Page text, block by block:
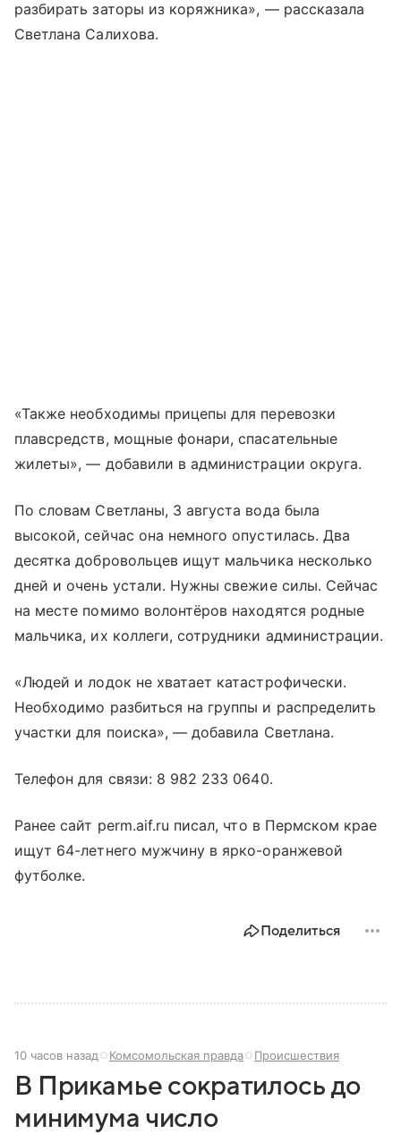
разбирать заторы из коряжника», — рассказала
Светлана Салихова.
«Также необходимы прицепы для перевозки
плавсредств, мощные фонари, спасательные
жилеты», — добавили в администрации округа.
По словам Светланы, 3 августа вода была
высокой, сейчас она немного опустилась. Два
десятка добровольцев ищут мальчика несколько
дней и очень устали. Нужны свежие силы. Сейчас
на месте помимо волонтёров находятся родные
мальчика, их коллеги, сотрудники администрации.
«Людей и лодок не хватает катастрофически.
Необходимо разбиться на группы и распределить
участки для поиска», — добавила Светлана.
Телефон для связи: 8 982 233 0640.
Ранее сайт perm.aif.ru писал, что в Пермском крае
ищут 64-летнего мужчину в ярко-оранжевой
футболке.
Поделиться
10 часов назад Комсомольская правда Происшествия
В Прикамье сократилось до
минимума число